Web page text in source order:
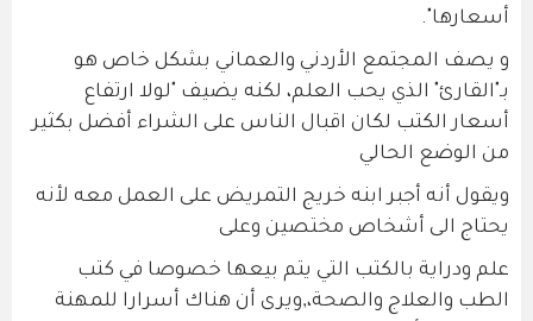
أسعارها".
و يصف المجتمع الأردني والعماني بشكل خاص هو
بـ"القارئ" الذي يحب العلم، لكنه يضيف "لولا ارتفاع
أسعار الكتب لكان اقبال الناس على الشراء أفضل بكثير
من الوضع الحالي
ويقول أنه أجبر ابنه خريج التمريض على العمل معه لأنه
يحتاج الى أشخاص مختصين وعلى
علم ودراية بالكتب التي يتم بيعها خصوصا في كتب
الطب والعلاج والصحة،,ويرى أن هناك أسرارا للمهنة